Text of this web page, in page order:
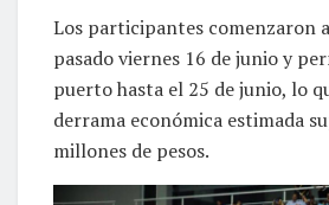
Los participantes comenzaron
pasado viernes 16 de junio y
puerto hasta el 25 de junio, lo
derrama económica estimada
millones de pesos.